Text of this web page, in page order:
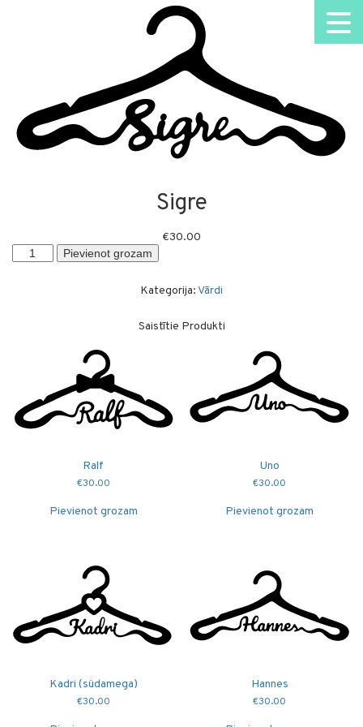
Sigre
€30.00
Sigre
daudzums
Pievienot grozam
Kategorija:Vārdi
Saistītie Produkti
Ralf
€30.00
Pievienot grozam
Uno
€30.00
Pievienot grozam
Kadri (südamega)
€30.00
Hannes
€30.00